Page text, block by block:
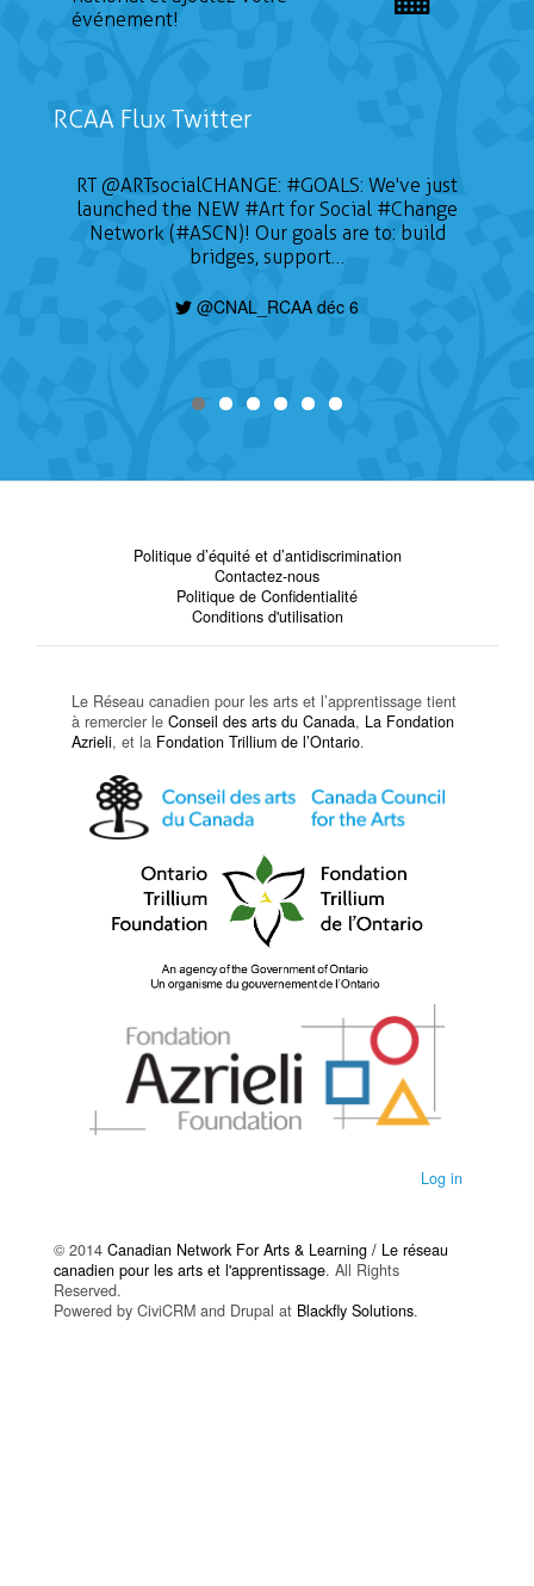
événement!
RCAA Flux Twitter
RT@ARTsocialCHANGE: #GOALS: We've just
launched the NEW #Art for Social #Change
Network (#ASCN)! Our goals are to: build
bridges, support…
@CNAL_RCAA déc 6
Politique d’équité et d’antidiscrimination
Contactez-nous
Politique de Confidentialité
Conditions d'utilisation
Le Réseau canadien pour les arts et l’apprentissage tient
à remercier le Conseil des arts du Canada, La Fondation
Azrieli, et la Fondation Trillium de l’Ontario.
Log in
© 2014 Canadian Network For Arts & Learning / Le réseau
canadien pour les arts et l'apprentissage. All Rights
Reserved.
Powered by CiviCRM and Drupal at Blackfly Solutions.